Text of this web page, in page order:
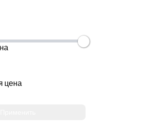
цена